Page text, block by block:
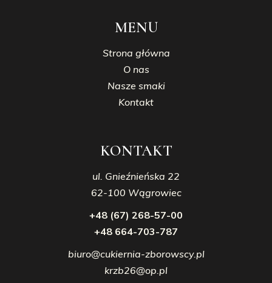
MENU
Strona główna
O nas
Nasze smaki
Kontakt
KONTAKT
ul. Gnieźnieńska 22
62-100 Wągrowiec
+48 (67) 268-57-00
+48 664-703-787
biuro@cukiernia-zborowscy.pl
krzb26@op.pl